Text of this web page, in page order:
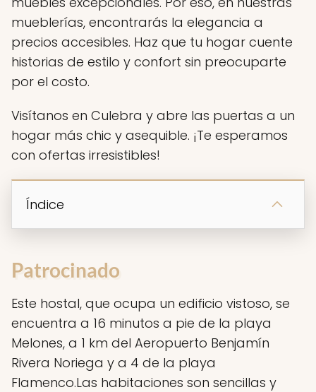
mueblerías, encontrarás la elegancia a
precios accesibles. Haz que tu hogar cuente
historias de estilo y confort sin preocuparte
por el costo.
Visítanos en Culebra y abre las puertas a un
hogar más chic y asequible. ¡Te esperamos
con ofertas irresistibles!
Índice
Patrocinado
Este hostal, que ocupa un edificio vistoso, se
encuentra a 16 minutos a pie de la playa
Melones, a 1 km del Aeropuerto Benjamín
Rivera Noriega y a 4 de la playa
Flamenco.Las habitaciones son sencillas y